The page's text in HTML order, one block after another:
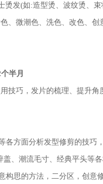
发(如:造型烫、波纹烫、束
、微潮色、洗色、改色、
半月
技巧，发片的梳理、提升
方面分析发型修剪的技巧
、潮流毛寸、经典平头等各
思的方法，二分区，创意